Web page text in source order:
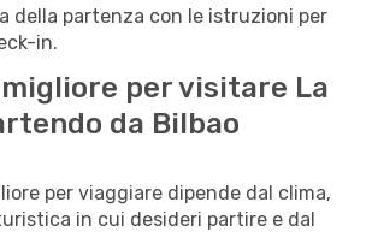
della partenza con le istruzioni per
in.
per visitare La
da Bilbao
per viaggiare dipende dal clima,
in cui desideri partire e dal